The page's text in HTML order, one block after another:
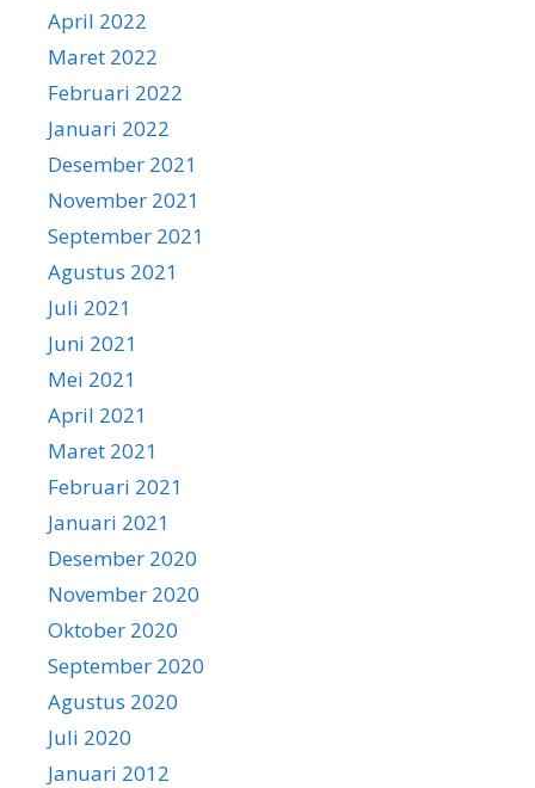
April 2022
Maret 2022
Februari 2022
Januari 2022
Desember 2021
November 2021
September 2021
Agustus 2021
Juli 2021
Juni 2021
Mei 2021
April 2021
Maret 2021
Februari 2021
Januari 2021
Desember 2020
November 2020
Oktober 2020
September 2020
Agustus 2020
Juli 2020
Januari 2012